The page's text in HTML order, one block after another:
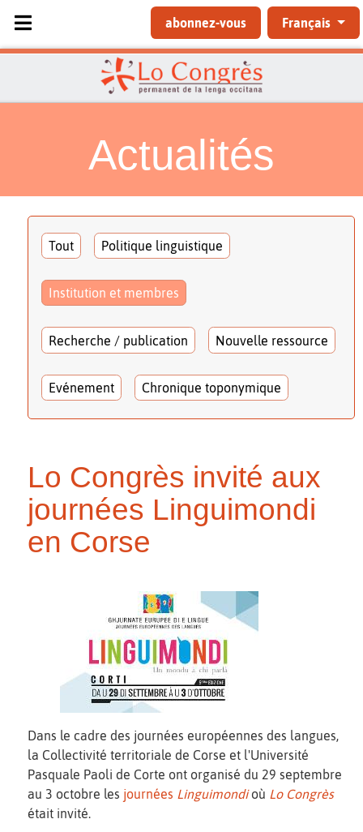
Sélectionnez votre langue
abonnez-vous Français
Actualités
Tout Politique linguistique
Institution et membres
Recherche / publication Nouvelle ressource
Evénement Chronique toponymique
Lo Congrès invité aux
journées Linguimondi
en Corse
Dans le cadre des journées européennes des langues,
la Collectivité territoriale de Corse et l'Université
Pasquale Paoli de Corte ont organisé du 29 septembre
au 3 octobre les journées Linguimondioù Lo Congrès
était invité.